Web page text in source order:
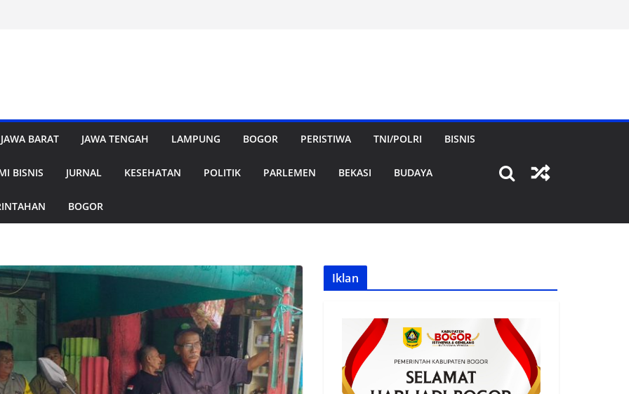
JAWA BARAT JAWA TENGAH LAMPUNG BOGOR PERISTIWA TNI/POLRI BISNIS
BISNIS JURNAL KESEHATAN POLITIK PARLEMEN BEKASI BUDAYA
BOGOR
Iklan